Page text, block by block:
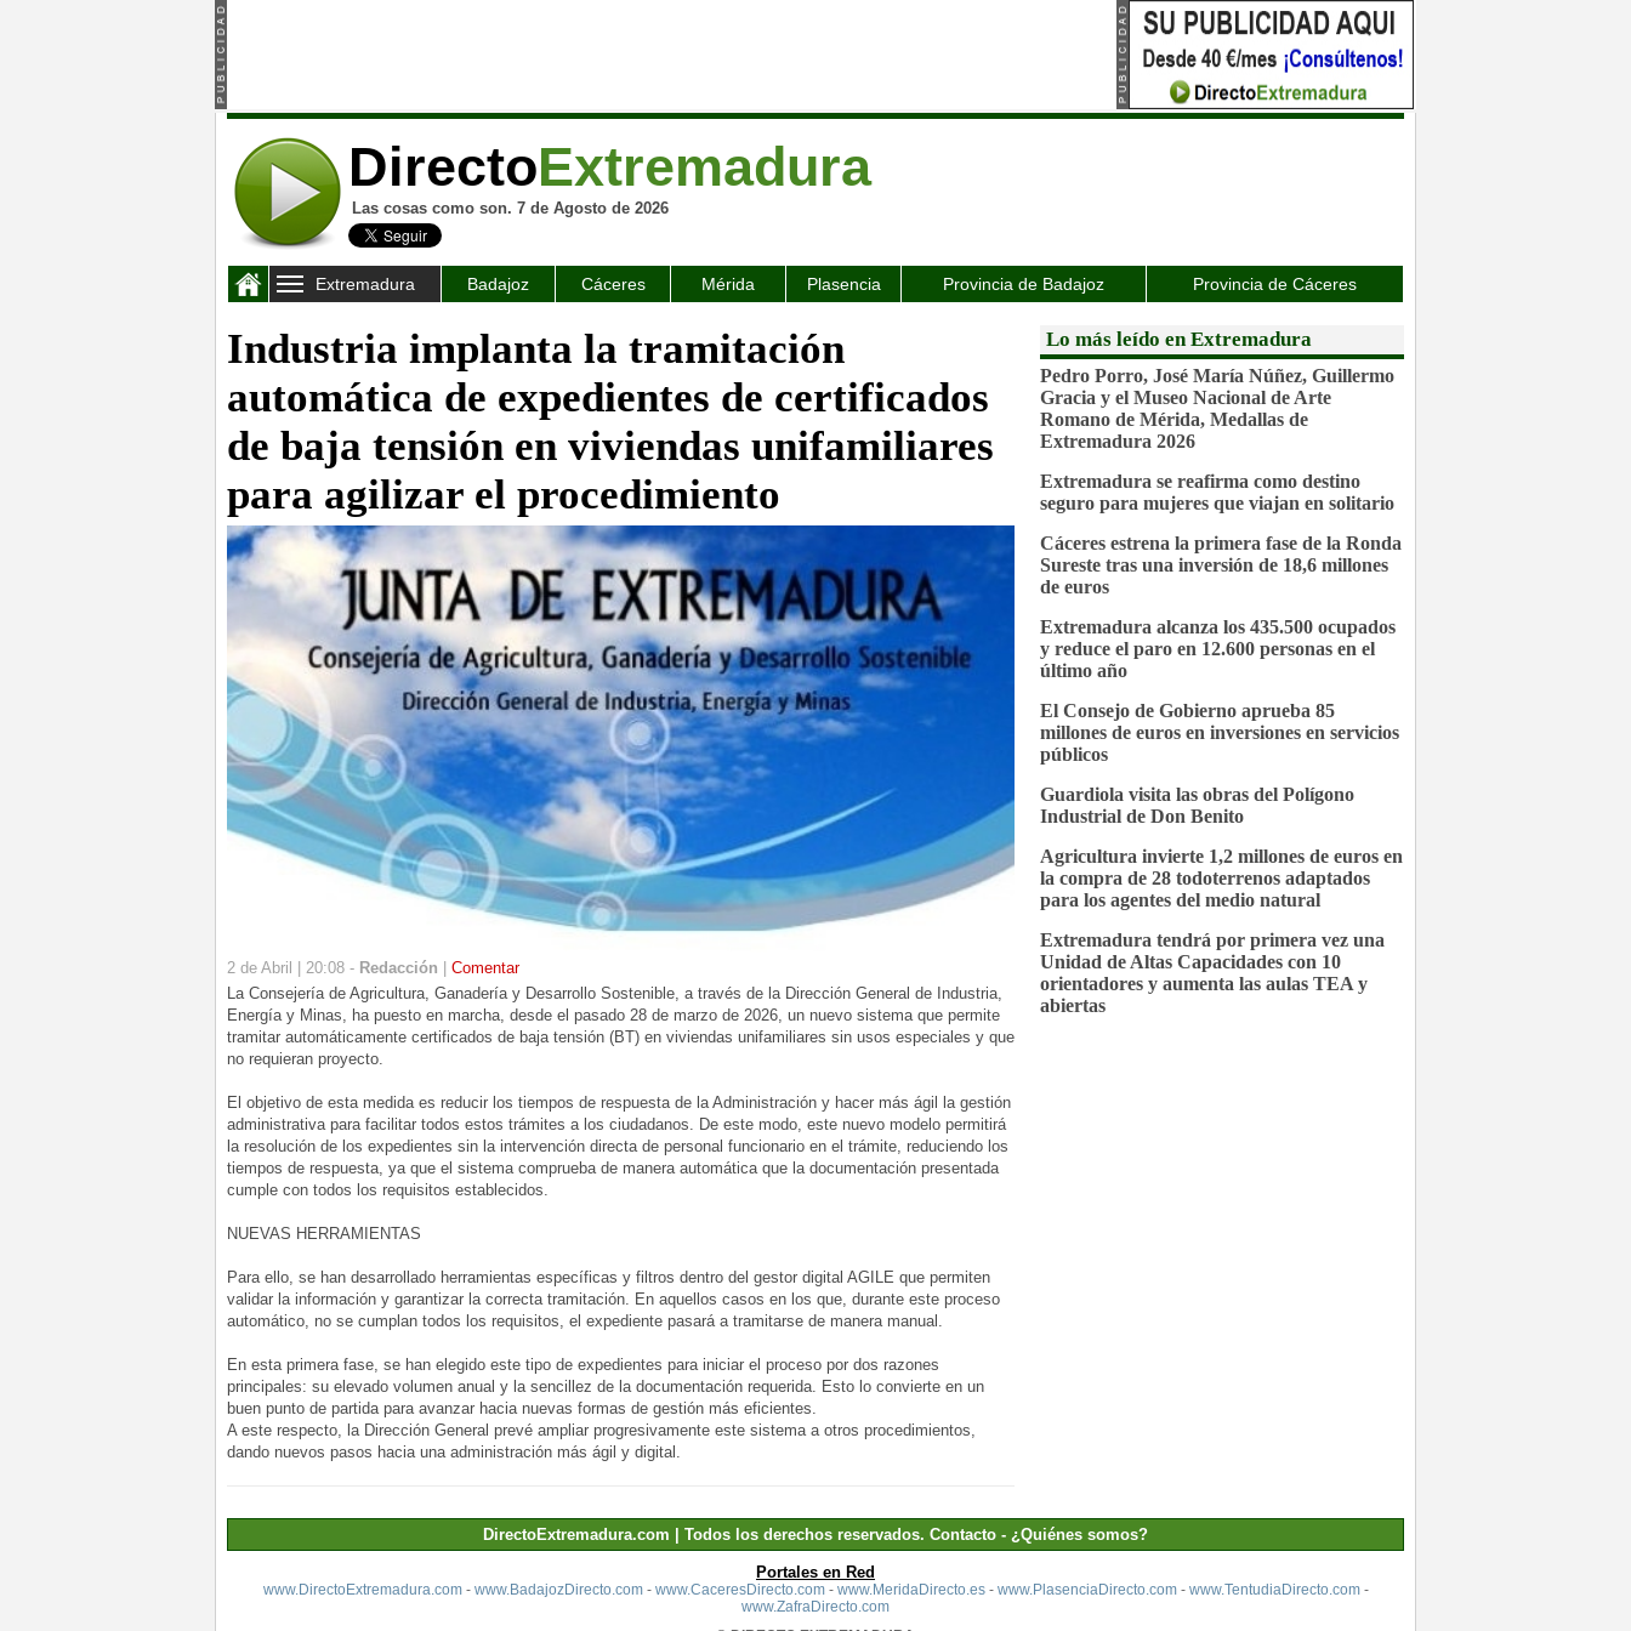
DirectoExtremadura
Las cosas como son. 7 de Agosto de 2026
Extremadura Badajoz Cáceres Mérida Plasencia Provincia de Badajoz Provincia de Cáceres
Industria implanta la tramitación
automática de expedientes de certificados
de baja tensión en viviendas unifamiliares
para agilizar el procedimiento
2 de Abril | 20:08 - Redacción
Comentar
La Consejería de Agricultura, Ganadería y Desarrollo Sostenible, a través de la Dirección General de Industria,
Energía y Minas, ha puesto en marcha, desde el pasado 28 de marzo de 2026, un nuevo sistema que permite
tramitar automáticamente certificados de baja tensión (BT) en viviendas unifamiliares sin usos especiales y que
no requieran proyecto.
El objetivo de esta medida es reducir los tiempos de respuesta de la Administración y hacer más ágil la gestión
administrativa para facilitar todos estos trámites a los ciudadanos. De este modo, este nuevo modelo permitirá
la resolución de los expedientes sin la intervención directa de personal funcionario en el trámite, reduciendo los
tiempos de respuesta, ya que el sistema comprueba de manera automática que la documentación presentada
cumple con todos los requisitos establecidos.
NUEVAS HERRAMIENTAS
Para ello, se han desarrollado herramientas específicas y filtros dentro del gestor digital AGILE que permiten
validar la información y garantizar la correcta tramitación. En aquellos casos en los que, durante este proceso
automático, no se cumplan todos los requisitos, el expediente pasará a tramitarse de manera manual.
En esta primera fase, se han elegido este tipo de expedientes para iniciar el proceso por dos razones
principales: su elevado volumen anual y la sencillez de la documentación requerida. Esto lo convierte en un
buen punto de partida para avanzar hacia nuevas formas de gestión más eficientes.
A este respecto, la Dirección General prevé ampliar progresivamente este sistema a otros procedimientos,
dando nuevos pasos hacia una administración más ágil y digital.
Lo más leído en Extremadura
Pedro Porro, José María Núñez, Guillermo
Gracia y el Museo Nacional de Arte
Romano de Mérida, Medallas de
Extremadura 2026
Extremadura se reafirma como destino
seguro para mujeres que viajan en solitario
Cáceres estrena la primera fase de la Ronda
Sureste tras una inversión de 18,6 millones
de euros
Extremadura alcanza los 435.500 ocupados
y reduce el paro en 12.600 personas en el
último año
El Consejo de Gobierno aprueba 85
millones de euros en inversiones en servicios
públicos
Guardiola visita las obras del Polígono
Industrial de Don Benito
Agricultura invierte 1,2 millones de euros en
la compra de 28 todoterrenos adaptados
para los agentes del medio natural
Extremadura tendrá por primera vez una
Unidad de Altas Capacidades con 10
orientadores y aumenta las aulas TEA y
abiertas
DirectoExtremadura.com | Todos los derechos reservados. Contacto - ¿Quiénes somos?
Portales en Red
www.DirectoExtremadura.com- www.BadajozDirecto.com- www.CaceresDirecto.com- www.MeridaDirecto.es- www.PlasenciaDirecto.com- www.TentudiaDirecto.com-
www.ZafraDirecto.com